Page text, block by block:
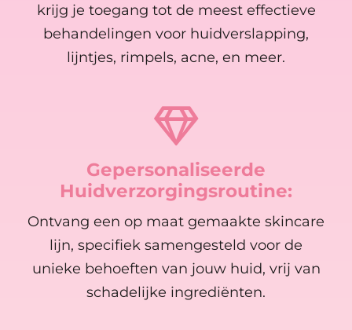
krijg je toegang tot de meest effectieve
behandelingen voor huidverslapping,
lijntjes, rimpels, acne, en meer.
Gepersonaliseerde
Huidverzorgingsroutine:
Ontvang een op maat gemaakte skincare
lijn, specifiek samengesteld voor de
unieke behoeften van jouw huid, vrij van
schadelijke ingrediënten.